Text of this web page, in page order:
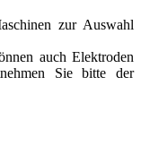
zur Auswahl
auch Elektroden
Sie bitte der